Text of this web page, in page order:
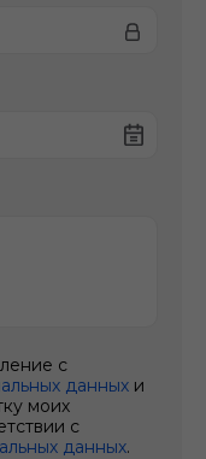
с
данных и
моих
с
данных.